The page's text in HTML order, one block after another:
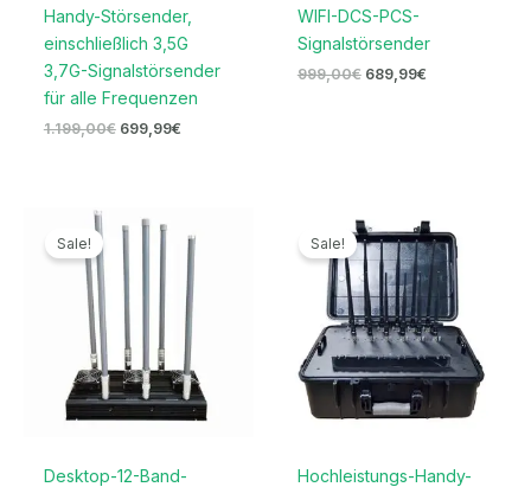
Handy-Störsender,
einschließlich 3,5G
3,7G-Signalstörsender
für alle Frequenzen
1.199,00€ 699,99€
WIFI-DCS-PCS-
Signalstörsender
999,00€ 689,99€
Sale!
Desktop-12-Band-
Ursprünglicher
Preis
5.799,00€
Sale!
Hochleistungs-Handy-
Preis
war:
4.699,00€
Preis
ist: